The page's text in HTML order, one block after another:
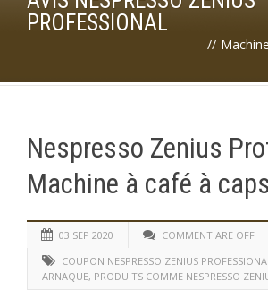
PROFESSIONAL
//
Nespresso Zenius
Machine à café à
03 SEP 2020 COMMENT ARE OFF
COUPON NESPRESSO ZENIUS
ARNAQUE, PRODUITS COMME NESPRESSO